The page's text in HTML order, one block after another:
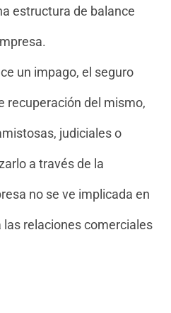
estructura de balance
un impago, el seguro
recuperación del mismo,
judiciales o
a través de la
no se ve implicada en
las relaciones comerciales